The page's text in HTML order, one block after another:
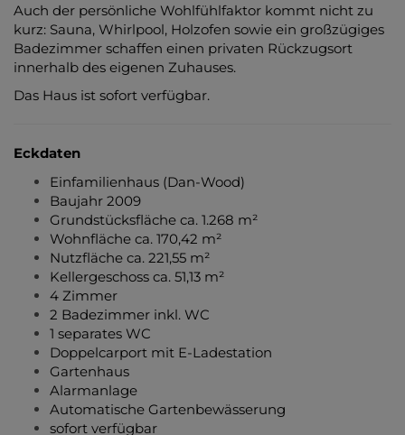
Auch der persönliche Wohlfühlfaktor kommt nicht zu
kurz: Sauna, Whirlpool, Holzofen sowie ein großzügiges
Badezimmer schaffen einen privaten Rückzugsort
innerhalb des eigenen Zuhauses.
Das Haus ist sofort verfügbar.
Eckdaten
Einfamilienhaus (Dan-Wood)
Baujahr 2009
Grundstücksfläche ca. 1.268 m²
Wohnfläche ca. 170,42 m²
Nutzfläche ca. 221,55 m²
Kellergeschoss ca. 51,13 m²
4 Zimmer
2 Badezimmer inkl. WC
1 separates WC
Doppelcarport mit E-Ladestation
Gartenhaus
Alarmanlage
Automatische Gartenbewässerung
sofort verfügbar